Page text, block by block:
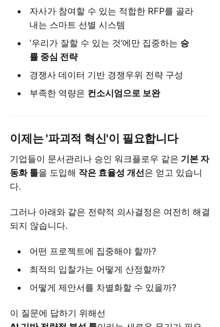
자사가 참여할 수 있는 적합한 RFP를 골라
내는 스마트 선별 시스템
‘우리가 잘할 수 있는 것’에만 집중하는 승
률 중심 전략
경쟁사 데이터 기반 경쟁우위 전략 구성
부족한 역량은 컨소시엄으로 보완
이제는 '파괴적 혁신'이 필요합니다
기업들이 문서관리나 승인 워크플로우 같은 기본 자
동화 툴을 도입해 작은 효율성 개선은 얻고 있습니
다.
그러나 아래와 같은 전략적 의사결정은 여전히 해결
되지 않습니다.
어떤 프로젝트에 집중해야 할까?
최적의 입찰가는 어떻게 산정할까?
어떻게 제안서를 차별화할 수 있을까?
이 질문에 답하기 위해선